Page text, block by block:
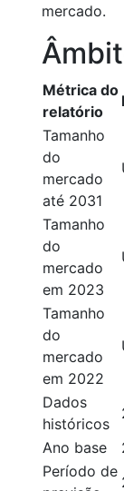
mercado.
Métrica do
relatório
Tamanho
do
mercado
até 2031
Tamanho
do
mercado
em 2023
Tamanho
do
mercado
em 2022
Dados
históricos
Ano base
Período de